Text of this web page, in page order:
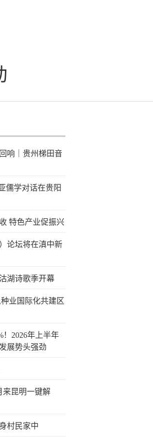
响｜贵州梯田音
儒学对话在贵阳
特色产业促振兴
论坛将在滇中新
湖诗歌季开幕
业国际化共建区
！2026年上半年
展势头强劲
来昆明一键解
村民家中